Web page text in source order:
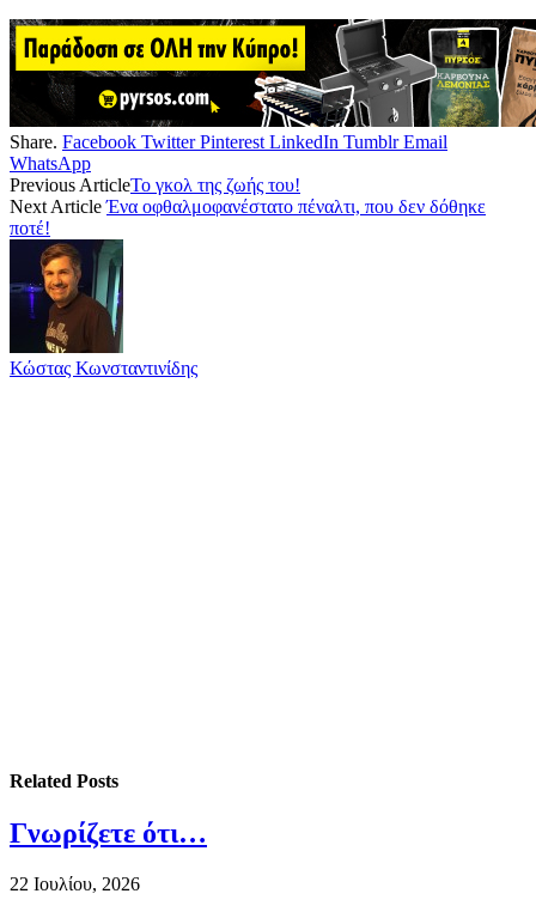
Share. Facebook Twitter Pinterest LinkedIn Tumblr Email
WhatsApp
Previous ArticleΤο γκολ της ζωής του!
Next ArticleΈνα οφθαλμοφανέστατο πέναλτι, που δεν δόθηκε
ποτέ!
Κώστας Κωνσταντινίδης
Related Posts
Γνωρίζετε ότι…
22 Ιουλίου, 2026